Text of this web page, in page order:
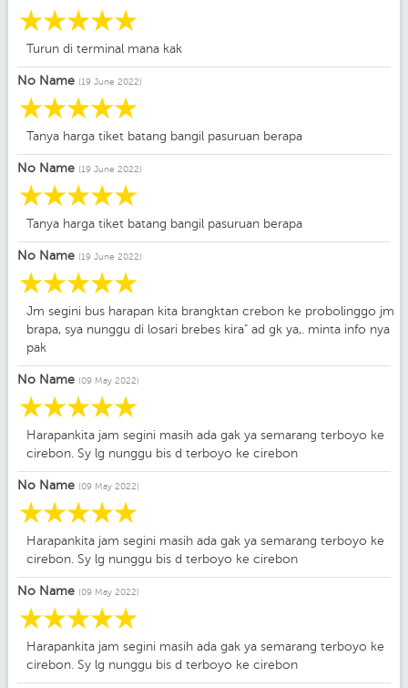
☆
☆
☆
☆
☆
Turun di terminal mana kak
No Name (19 June 2022)
☆
☆
☆
☆
☆
Tanya harga tiket batang bangil pasuruan berapa
No Name (19 June 2022)
☆
☆
☆
☆
☆
Tanya harga tiket batang bangil pasuruan berapa
No Name (19 June 2022)
☆
☆
☆
☆
☆
Jm segini bus harapan kita brangktan crebon ke probolinggo jm
brapa, sya nunggu di losari brebes kira" ad gk ya,. minta info nya
pak
No Name (09 May 2022)
☆
☆
☆
☆
☆
Harapankita jam segini masih ada gak ya semarang terboyo ke
cirebon. Sy lg nunggu bis d terboyo ke cirebon
No Name (09 May 2022)
☆
☆
☆
☆
☆
Harapankita jam segini masih ada gak ya semarang terboyo ke
cirebon. Sy lg nunggu bis d terboyo ke cirebon
No Name (09 May 2022)
☆
☆
☆
☆
☆
Harapankita jam segini masih ada gak ya semarang terboyo ke
cirebon. Sy lg nunggu bis d terboyo ke cirebon